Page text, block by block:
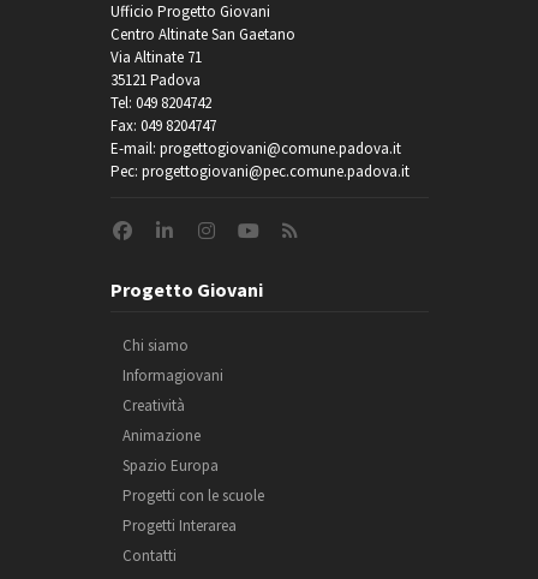
Ufficio Progetto Giovani
Centro Altinate San Gaetano
Via Altinate 71
35121 Padova
Tel: 049 8204742
Fax: 049 8204747
E-mail: progettogiovani@comune.padova.it
Pec: progettogiovani@pec.comune.padova.it
Progetto Giovani
Chi siamo
Informagiovani
Creatività
Animazione
Spazio Europa
Progetti con le scuole
Progetti Interarea
Contatti